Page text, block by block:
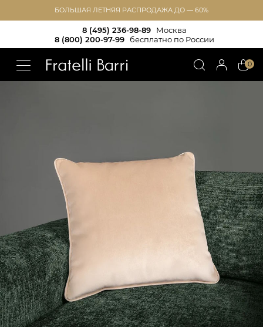
БОЛЬШАЯ ЛЕТНЯЯ РАСПРОДАЖА ДО — 60%
8 (495) 236-98-89
Москва
8 (800) 200-97-99
бесплатно по России
0